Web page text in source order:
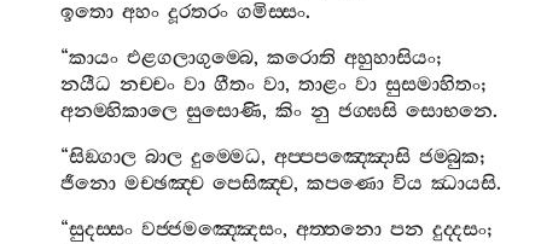
ඉතො අහං දූරතරං ගමිස‍්සං.
“කායං එළගලාගුම‍්බෙ,කරොති අහුහාසියං;
නයීධ නච‍්චං වා ගීතං වා,තාළං වා සුසමාහිතං;
අනම‍්හිකාලෙ සුසොණි,කිං නු ජග‍්ඝසි සොභනෙ.
“සිඞ‍්ගාල බාල දුම‍්මෙධ,අප‍්පපඤ‍්ඤොසි ජම‍්බුක;
ජීනො මච‍්ඡඤ‍්ච පෙසිඤ‍්ච,කපණො විය ඣායසි.
“සුදස‍්සං වජ‍්ජමඤ‍්ඤෙසං,අත‍්තනො පන දුද‍්දසං;